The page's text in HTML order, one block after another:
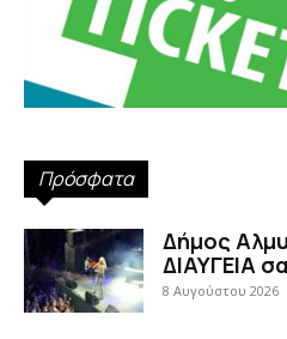
Πρόσφατα
Δήμος
ΔΙΑΥΓΕΙΑ
8 Αυγούστου 2026